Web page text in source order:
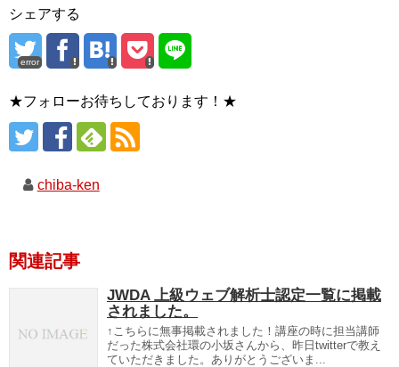
シェアする
error
★フォローお待ちしております！★
chiba-ken
関連記事
JWDA 上級ウェブ解析士認定一覧に掲載
されました。
↑こちらに無事掲載されました！講座の時に担当講師
だった株式会社環の小坂さんから、昨日twitterで教え
ていただきました。ありがとうございま...